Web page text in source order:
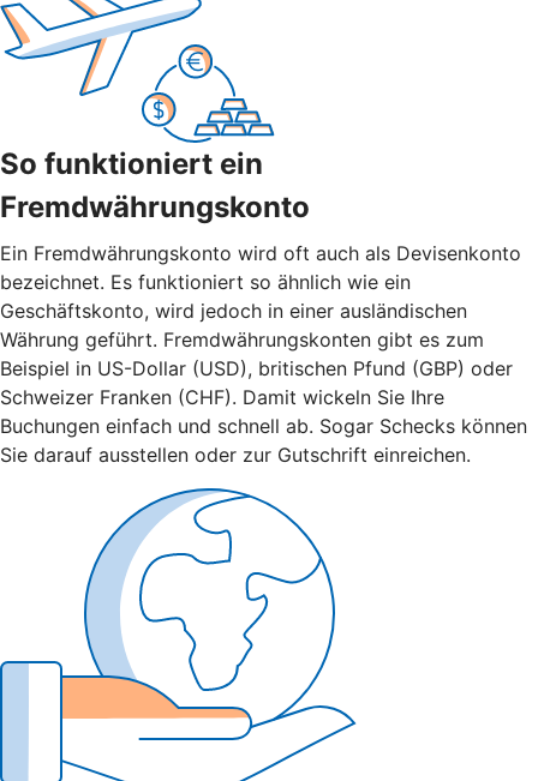
So funktioniert ein
Fremdwährungskonto
Ein Fremdwährungskonto wird oft auch als Devisenkonto
bezeichnet. Es funktioniert so ähnlich wie ein
Geschäftskonto, wird jedoch in einer ausländischen
Währung geführt. Fremdwährungskonten gibt es zum
Beispiel in US-Dollar (USD), britischen Pfund (GBP) oder
Schweizer Franken (CHF). Damit wickeln Sie Ihre
Buchungen einfach und schnell ab. Sogar Schecks können
Sie darauf ausstellen oder zur Gutschrift einreichen.